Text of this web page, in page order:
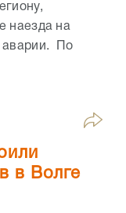
наезда на
аварии. По
в Волге